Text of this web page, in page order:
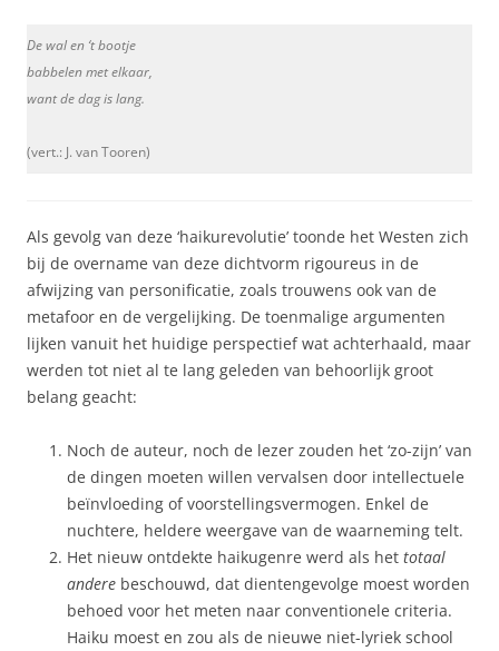
De wal en ‘t bootje
babbelen met elkaar,
want de dag is lang.
(vert.: J. van Tooren)
Als gevolg van deze ‘haikurevolutie’ toonde het Westen zich
bij de overname van deze dichtvorm rigoureus in de
afwijzing van personificatie, zoals trouwens ook van de
metafoor en de vergelijking. De toenmalige argumenten
lijken vanuit het huidige perspectief wat achterhaald, maar
werden tot niet al te lang geleden van behoorlijk groot
belang geacht:
Noch de auteur, noch de lezer zouden het ‘zo-zijn’ van
de dingen moeten willen vervalsen door intellectuele
beïnvloeding of voorstellingsvermogen. Enkel de
nuchtere, heldere weergave van de waarneming telt.
Het nieuw ontdekte haikugenre werd als het totaal
andere beschouwd, dat dientengevolge moest worden
behoed voor het meten naar conventionele criteria.
Haiku moest en zou als de nieuwe niet-lyriek school